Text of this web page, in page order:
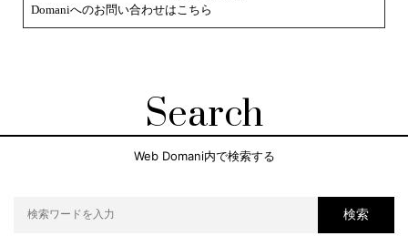
Domaniへのお問い合わせはこちら
Search
Web Domani内で検索する
検索